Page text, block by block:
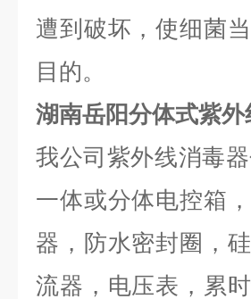
遭到破坏，使细菌
目的。
湖南岳阳分体式紫
我公司紫外线消毒
一体或分体电控箱
器，防水密封圈，
流器，电压表，累